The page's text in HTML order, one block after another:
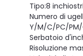
Tipo:8
Numero di
Y/M/C/PC/PM/
Serbatoio
Risoluzione